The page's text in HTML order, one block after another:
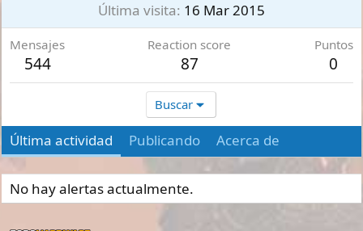
Última visita 16 Mar 2015
Mensajes
544
Reaction score
87
Puntos
0
Buscar
Última actividad Publicando Acerca de
No hay alertas actualmente.